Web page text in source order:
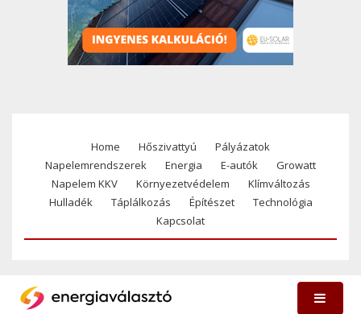
Footer
menu
Home Hőszivattyú
Pályázatok
Napelemrendszerek
Energia E-autók
Growatt
Napelem KKV
Környezetvédelem
Klímváltozás
Hulladék
Táplálkozás Építészet
Technológia
Kapcsolat